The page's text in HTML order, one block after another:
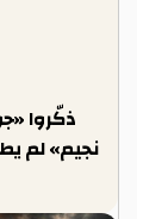
ذكّروا
نجيم» لم